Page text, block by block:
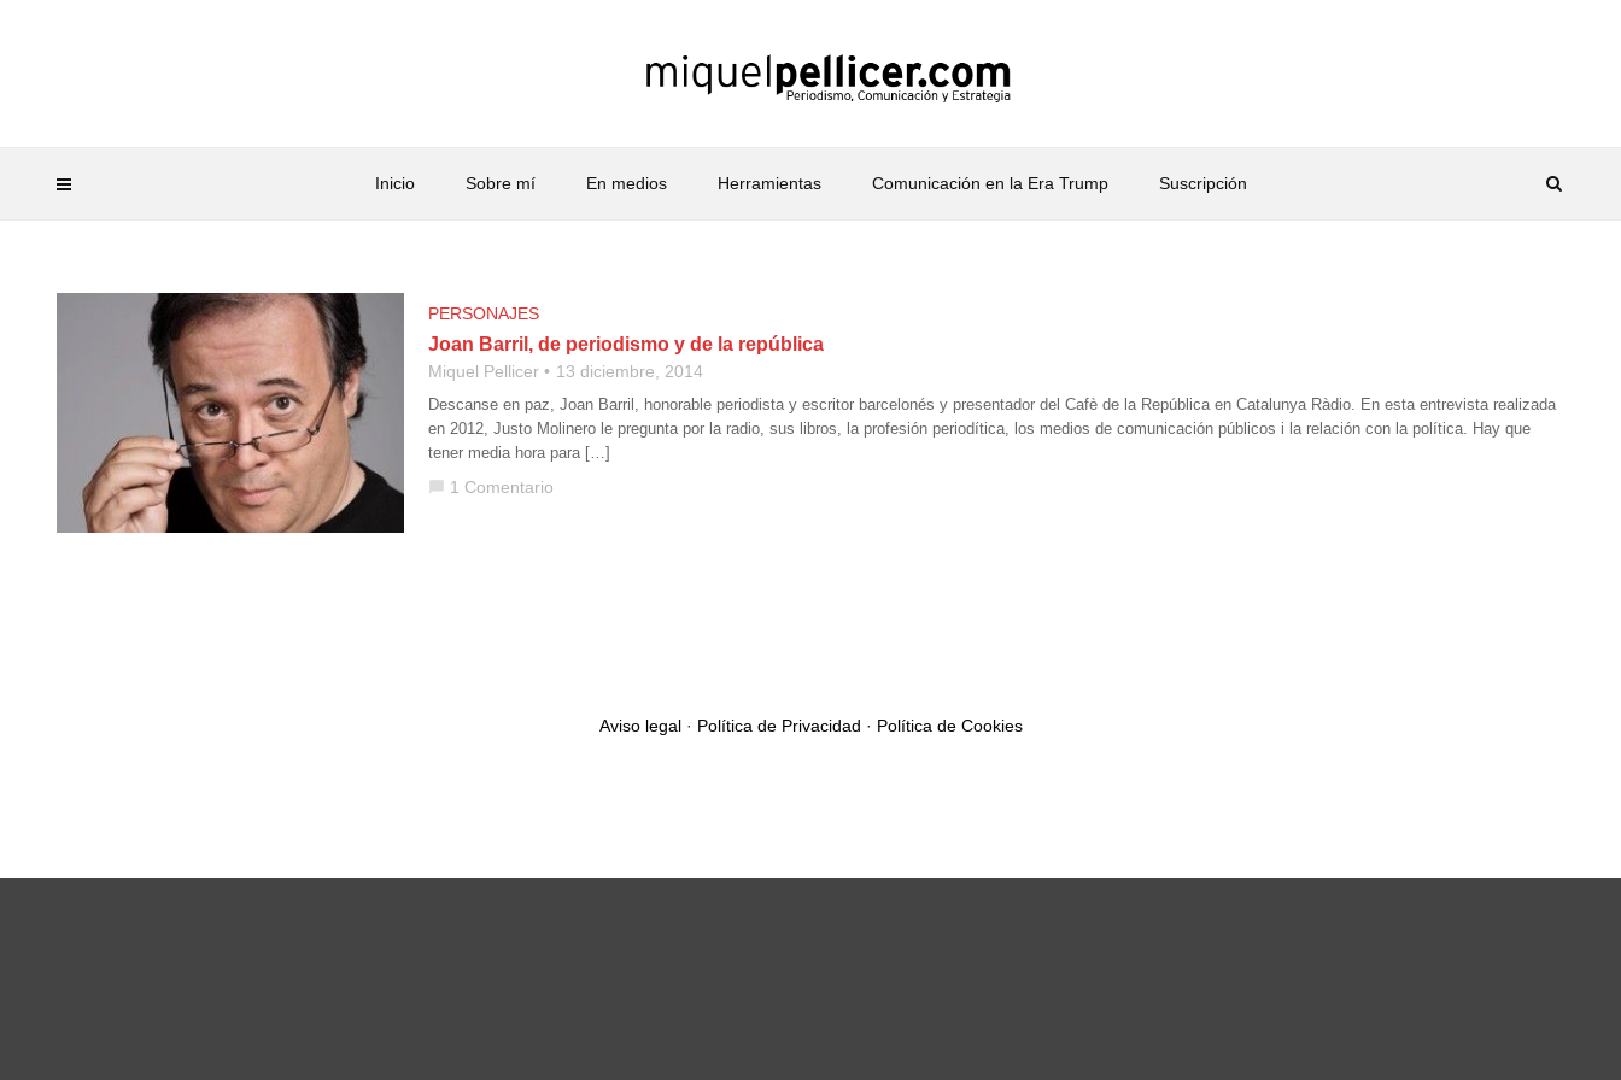
Inicio Sobre mí En medios Herramientas Comunicación en la Era Trump Suscripción
PERSONAJES
Joan Barril, de periodismo y de la república
Miquel Pellicer 13 diciembre, 2014
Descanse en paz, Joan Barril, honorable periodista y escritor barcelonés y presentador del Cafè de la República en Catalunya Ràdio. En esta entrevista realizada
en 2012, Justo Molinero le pregunta por la radio, sus libros, la profesión periodítica, los medios de comunicación públicos i la relación con la política. Hay que
tener media hora para […]
chat_bubble 1 Comentario
Aviso legal· Política de Privacidad · Política de Cookies